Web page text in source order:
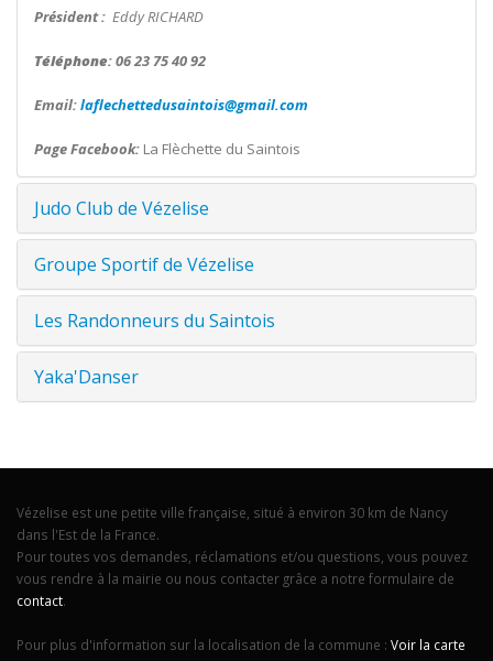
Président : Eddy RICHARD
Téléphone: 06 23 75 40 92
Email:laflechettedusaintois@gmail.com
Page Facebook: La Flèchette du Saintois
Judo Club de Vézelise
Groupe Sportif de Vézelise
Les Randonneurs du Saintois
Yaka'Danser
Vézelise est une petite ville française, situé à environ 30 km de Nancy
dans l'Est de la France.
Pour toutes vos demandes, réclamations et/ou questions, vous pouvez
vous rendre à la mairie ou nous contacter grâce a notre formulaire de
contact.
Pour plus d'information sur la localisation de la commune : Voir la carte